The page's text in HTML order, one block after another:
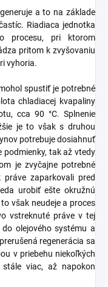
a to na základe
Riadiaca jednotka
procesu, pri ktorom
pritom k zvyšovaniu
vyhoria.
spustiť je potrebné
chladiacej kvapaliny
cca 90 °C. Splnenie
je to však s druhou
potrebuje dosiahnuť
podmienky, tak až vtedy
je zvyčajne potrebné
zaparkovali pred
urobiť ešte okružnú
však neudeje a proces
vstreknuté práve v tej
olejového systému a
regenerácia sa
v priebehu niekoľkých
viac, až napokon